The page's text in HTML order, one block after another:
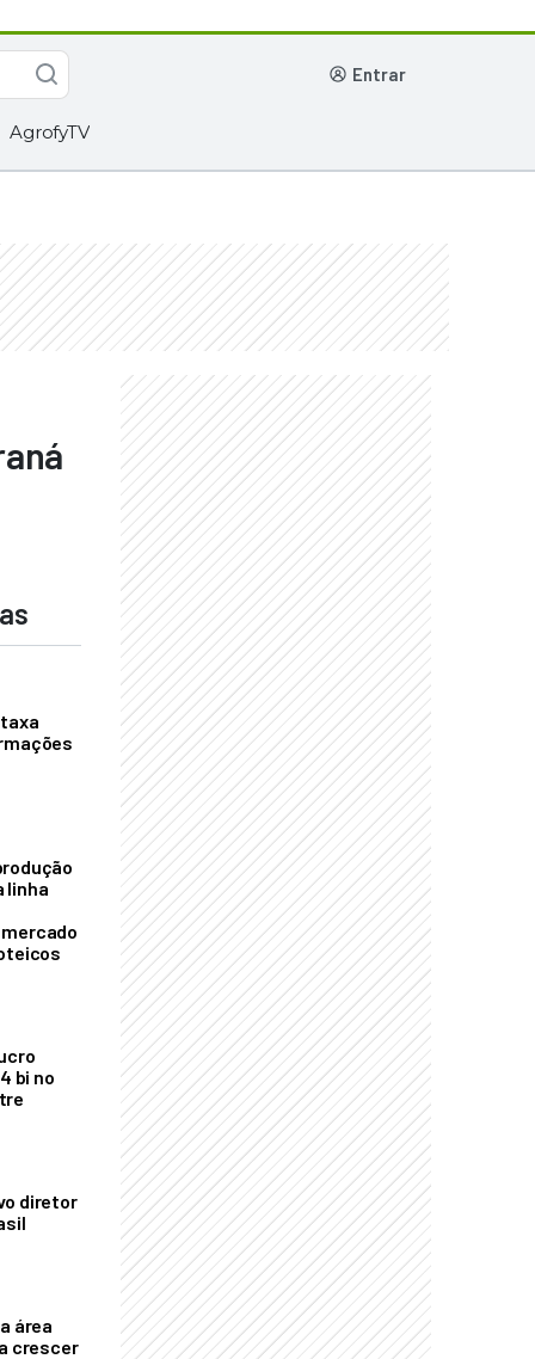
entrar
AgrofyTV
linha
bi no
diretor
área
crescer